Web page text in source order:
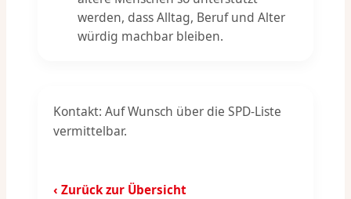
werden, dass Alltag, Beruf und Alter
würdig machbar bleiben.
Kontakt: Auf Wunsch über die SPD-Liste
vermittelbar.
‹ Zurück zur Übersicht